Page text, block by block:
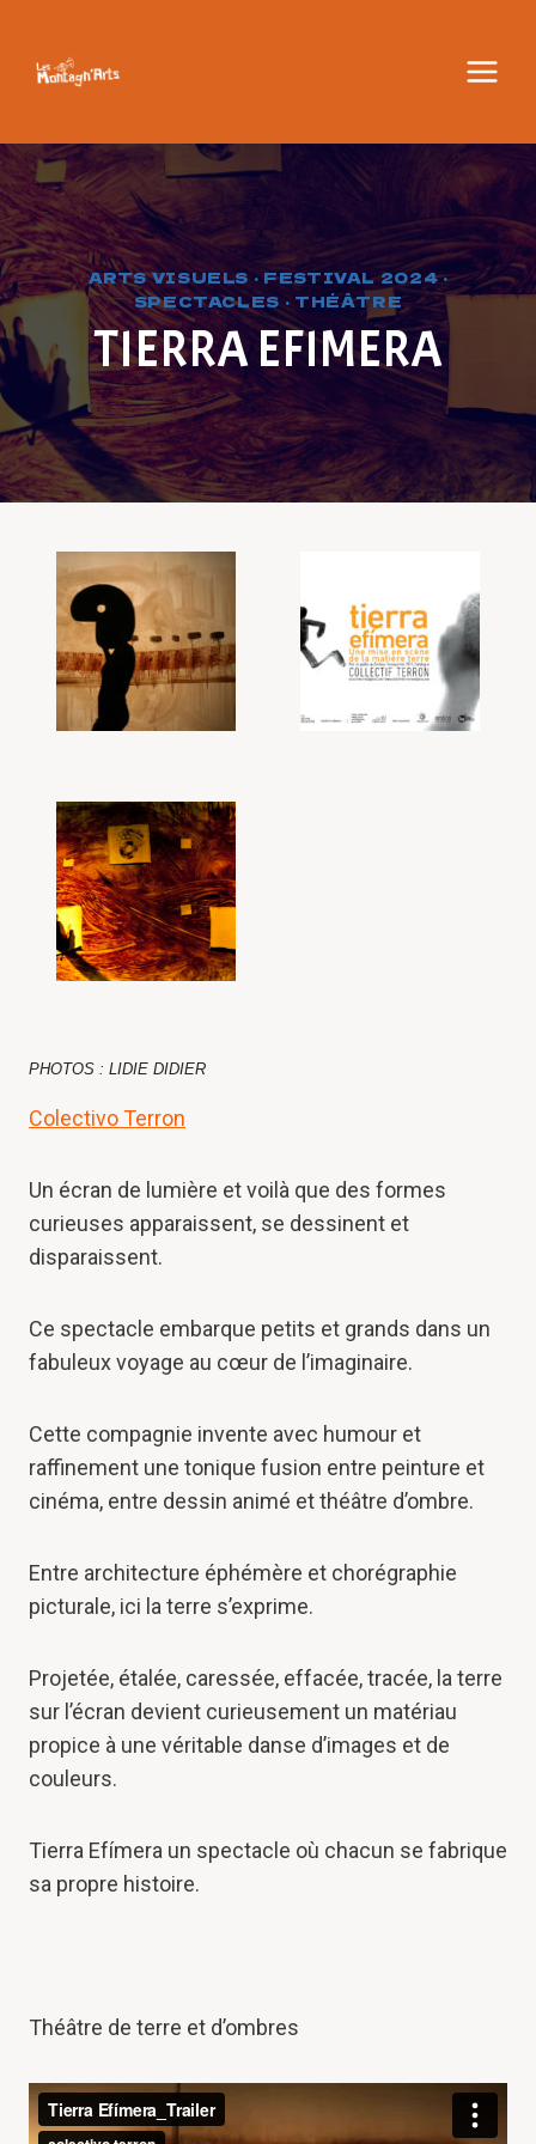
contenu
ARTS VISUELS·FESTIVAL 2024·
SPECTACLES · THÉÂTRE
TIERRA EFIMERA
PHOTOS : LIDIE DIDIER
Colectivo Terron
Un écran de lumière et voilà que des formes
curieuses apparaissent, se dessinent et
disparaissent.
Ce spectacle embarque petits et grands dans un
fabuleux voyage au cœur de l’imaginaire.
Cette compagnie invente avec humour et
raffinement une tonique fusion entre peinture et
cinéma, entre dessin animé et théâtre d’ombre.
Entre architecture éphémère et chorégraphie
picturale, ici la terre s’exprime.
Projetée, étalée, caressée, effacée, tracée, la terre
sur l’écran devient curieusement un matériau
propice à une véritable danse d’images et de
couleurs.
Tierra Efímera un spectacle où chacun se fabrique
sa propre histoire.
Théâtre de terre et d’ombres